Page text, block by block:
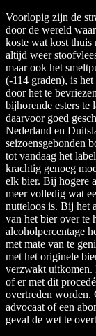
Voorlopig zijn de
door de wereld
koste wat kost thuis
altijd weer
maar ook het
(-114 graden), is
door het te
bijhorende esters
daarvoor goed
Nederland en
seizoensgebonden
tot vandaag het
krachtig genoeg
elk bier. Bij hogere
meer volledig wat
nutteloos is. Bij het
van het bier over te
alcoholpercentage
met mate van te
met het originele
verzwakt
of er met dit
overtreden worden.
advocaat of een
geval de wet te